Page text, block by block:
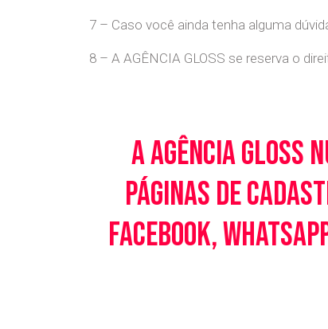
7 – Caso você ainda tenha alguma
8 – A AGÊNCIA GLOSS se reserva o
A Agência Gloss
páginas de
Facebook,